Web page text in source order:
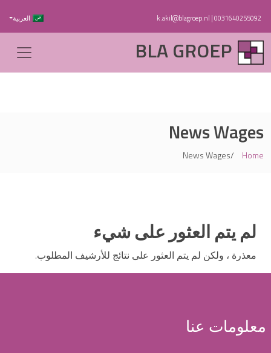
0031640255092
|
k.akil@blagroep.nl العربية
BLA GROEP
News Wages
Home
News Wages
لم يتم العثور على شيء
معذرة ، ولكن لم يتم العثور على نتائج للأرشيف المطلوب.
معلومات عنا